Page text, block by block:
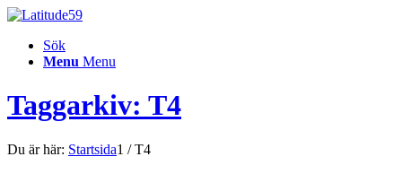
Sök
Menu Menu
Taggarkiv: T4
Du är här: Startsida1 / T4